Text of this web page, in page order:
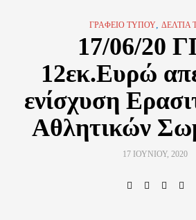
ΓΡΑΦΕΊΟ ΤΎΠΟΥ, ΔΕΛΤΊΑ
17/06/20
12εκ.Ευρώ
ενίσχυση
Αθλητικών
17 ΙΟΥΝΊΟΥ, 2020